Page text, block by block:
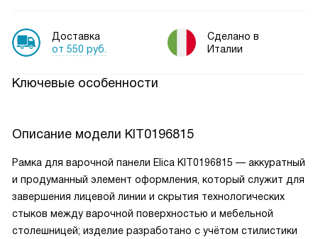
Доставка
от 550 руб.
Сделано в
Италии
Ключевые особенности
Описание модели KIT0196815
Рамка для варочной панели Elica KIT0196815 — аккуратный
и продуманный элемент оформления, который служит для
завершения лицевой линии и скрытия технологических
стыков между варочной поверхностью и мебельной
столешницей; изделие разработано с учётом стилистики